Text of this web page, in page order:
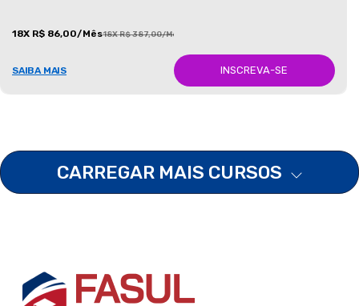
18X R$ 86,00/Mês18X R$ 387,00/Mês
SAIBA MAIS INSCREVA-SE
CARREGAR MAIS CURSOS